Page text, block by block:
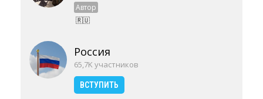
Автор
🇷🇺
Россия
65,7K участников
ВСТУПИТЬ